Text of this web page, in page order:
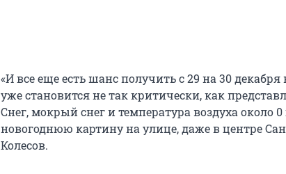
«И все еще есть шанс получить с 29 на 30
уже становится не так критически, как
Снег, мокрый снег и температура воздуха около
новогоднюю картину на улице, даже в центре
Колесов.